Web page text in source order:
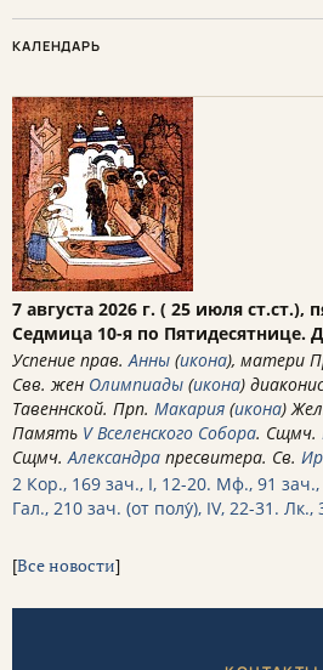
КАЛЕНДАРЬ
7 августа 2026 г. ( 25 июля ст.ст.),
Седмица 10-я по Пятидесятнице.
Успение прав.Анны (икона), матери
Свв. жен Олимпиады (икона)
Тавеннской. Прп. Макария (икона)
Память V Вселенского Собора. Сщмч.
Сщмч.Александра пресвитера. Св.
2 Кор., 169 зач., I, 12-20. Мф., 91 зач.,
Гал., 210 зач. (от полу́), IV, 22-31. Лк.,
[Все новости]